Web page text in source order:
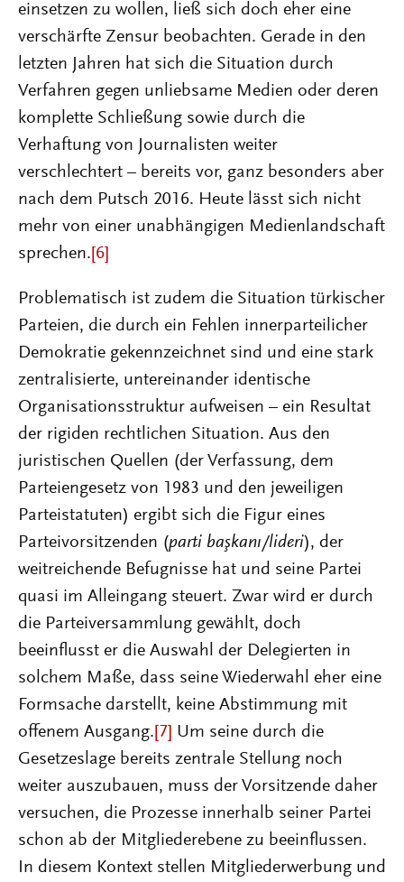
einsetzen zu wollen, ließ sich doch eher eine
verschärfte Zensur beobachten. Gerade in den
letzten Jahren hat sich die Situation durch
Verfahren gegen unliebsame Medien oder deren
komplette Schließung sowie durch die
Verhaftung von Journalisten weiter
verschlechtert – bereits vor, ganz besonders aber
nach dem Putsch 2016. Heute lässt sich nicht
mehr von einer unabhängigen Medienlandschaft
sprechen. [6]
Problematisch ist zudem die Situation türkischer
Parteien, die durch ein Fehlen innerparteilicher
Demokratie gekennzeichnet sind und eine stark
zentralisierte, untereinander identische
Organisationsstruktur aufweisen – ein Resultat
der rigiden rechtlichen Situation. Aus den
juristischen Quellen (der Verfassung, dem
Parteiengesetz von 1983 und den jeweiligen
Parteistatuten) ergibt sich die Figur eines
Parteivorsitzenden (parti başkanı/lideri), der
weitreichende Befugnisse hat und seine Partei
quasi im Alleingang steuert. Zwar wird er durch
die Parteiversammlung gewählt, doch
beeinflusst er die Auswahl der Delegierten in
solchem Maße, dass seine Wiederwahl eher eine
Formsache darstellt, keine Abstimmung mit
offenem Ausgang. [7] Um seine durch die
Gesetzeslage bereits zentrale Stellung noch
weiter auszubauen, muss der Vorsitzende daher
versuchen, die Prozesse innerhalb seiner Partei
schon ab der Mitgliederebene zu beeinflussen.
In diesem Kontext stellen Mitgliederwerbung und